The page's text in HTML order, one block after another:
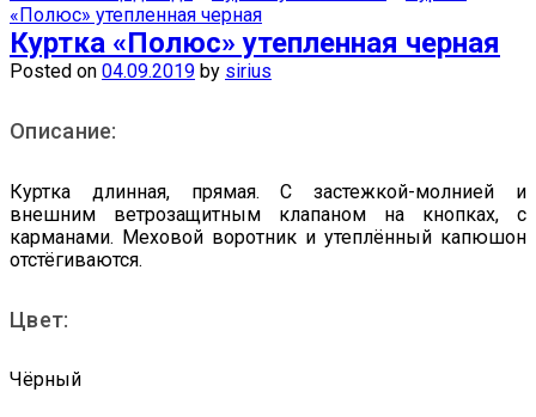
«Полюс» утепленная черная
Куртка «Полюс» утепленная черная
Posted on 04.09.2019 by sirius
Описание:
Куртка длинная, прямая. С застежкой-молнией и
внешним ветрозащитным клапаном на кнопках, с
карманами. Меховой воротник и утеплённый капюшон
отстёгиваются.
Цвет:
Чёрный